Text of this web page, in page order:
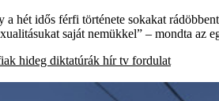
hét idős férfi története sokakat
saját nemükkel” – mondta az
hideg diktatúrák hír tv fordulat